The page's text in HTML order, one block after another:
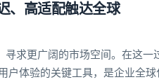
、高适配触达全球
寻求更广阔的市场空间。在这一
户体验的关键工具，是企业全球